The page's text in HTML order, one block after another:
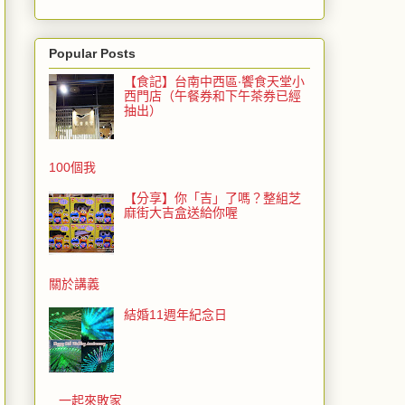
Popular Posts
【食記】台南中西區‧饗食天堂小
西門店（午餐券和下午茶券已經
抽出）
100個我
【分享】你「吉」了嗎？整組芝
麻街大吉盒送給你喔
關於講義
結婚11週年紀念日
一起來敗家